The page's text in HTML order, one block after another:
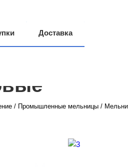
Доставка
/ Промышленные мельницы /